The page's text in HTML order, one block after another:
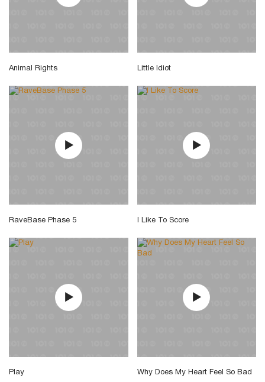
Animal Rights Little Idiot
RaveBase Phase 5 I Like To Score
Play Why Does My Heart Feel So Bad